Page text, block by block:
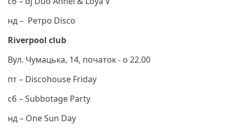
нд – Ретро Disco
Riverpool club
Вул. Чумацька, 14, початок - о 22.00
пт – Discohouse Friday
сб – Subbotage Party
нд – One Sun Day